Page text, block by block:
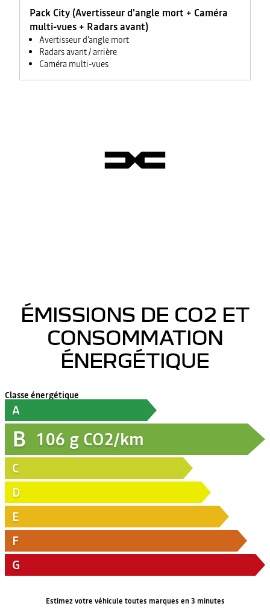
Pack City (Avertisseur d'angle mort + Caméra
multi-vues + Radars avant)
Avertisseur d'angle mort
Radars avant / arrière
Caméra multi-vues
ÉMISSIONS DE CO2 ET
CONSOMMATION
ÉNERGÉTIQUE
Classe énergétique
A
B 106 g CO2/km
C
D
E
F
G
Estimez votre véhicule toutes marques en 3 minutes